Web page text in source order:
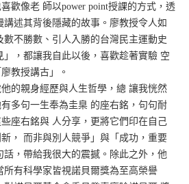
歡像老 師以power point授課的方式，透
述其背後隱藏的故事。廖教授令人如
不勝數、引人入勝的台灣民主運動史
」，都讓我自此以後，喜歡趁著實驗 空
教授講古」。
親身經歷與人生哲學，總 讓我恍然
多句一生奉為圭臬 的座右銘，句句耐
座右銘與 人分享，更將它們印在自己
， 而非與別人競爭」與「成功，重要
話，帶給我很大的震撼。除此之外，他
所有科學家皆視諾貝爾獎為至高榮譽